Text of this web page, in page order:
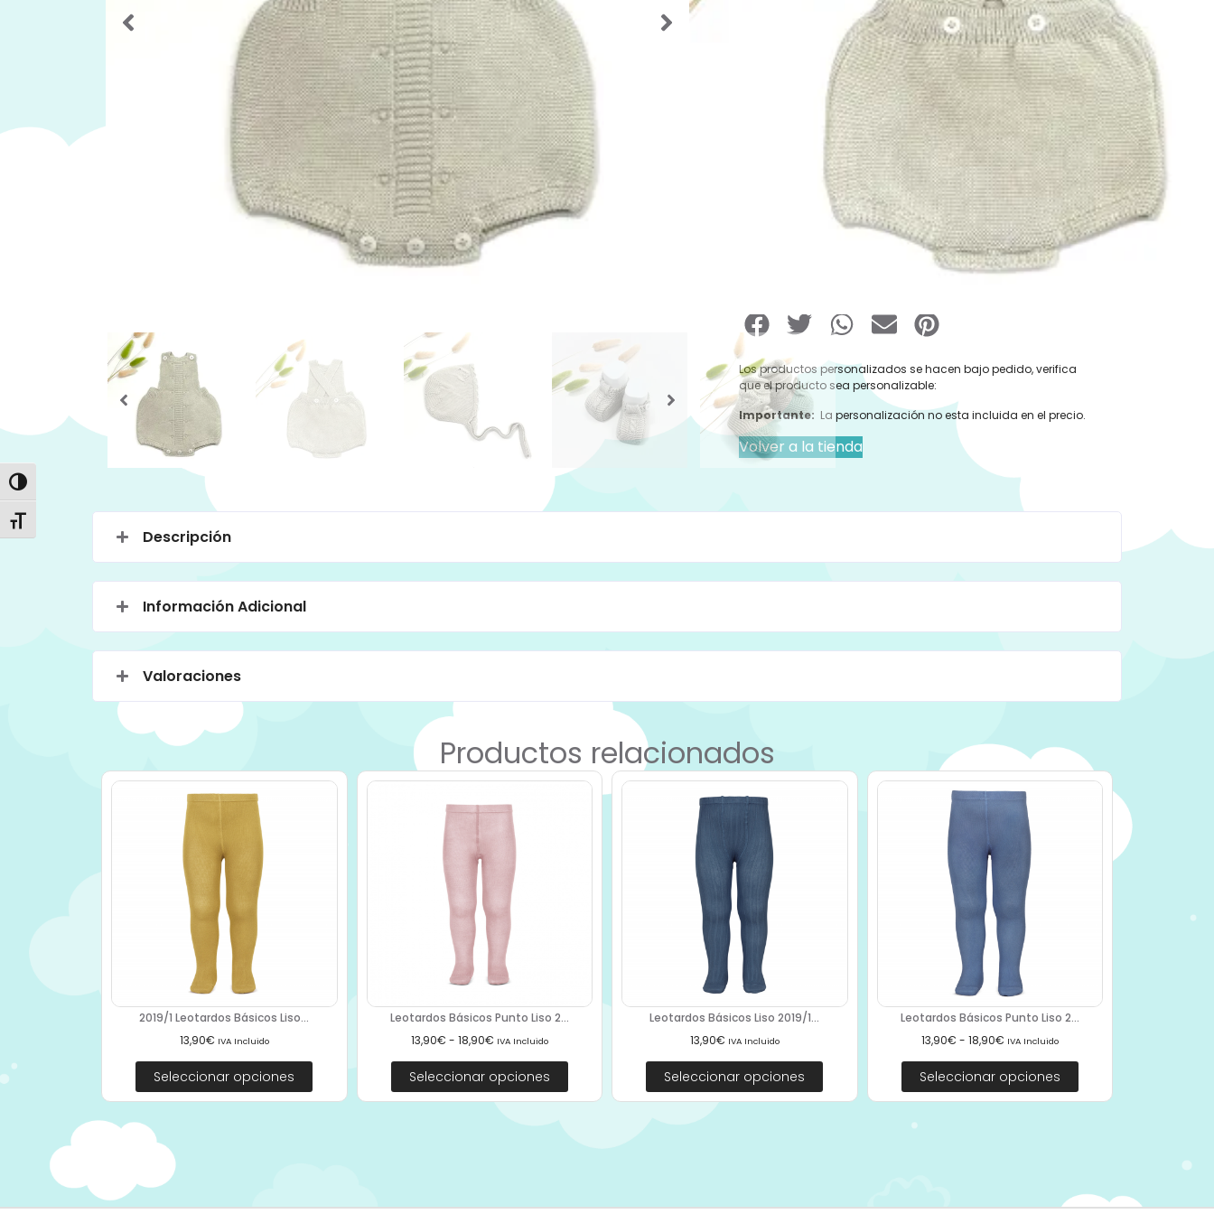
Alternar alto contraste
Alternar tamaño de letra
Ranitas Verano,Pelele Verano,Rebajas
Ropa y Accesorios
Pecesa,Pelele,Pelele Verano,Ranita,Ropa
pecesa
- 25,90€ IVA Incluido
Talla De Ropa
Los productos personalizados se hacen bajo pedido, verifica
que el producto sea personalizable:
Importante: La personalización no esta incluida en el precio.
Volver a la tienda
Descripción
Información Adicional
Valoraciones
Productos relacionados
2019/1 Leotardos Básicos Liso...
13,90€ IVA Incluido
Seleccionar opciones
Leotardos Básicos Punto Liso 2...
13,90€ - 18,90€ IVA Incluido
Seleccionar opciones
Leotardos Básicos Liso 2019/1...
13,90€ IVA Incluido
Seleccionar opciones
Leotardos Básicos Punto Liso 2...
13,90€ - 18,90€ IVA Incluido
Seleccionar opciones